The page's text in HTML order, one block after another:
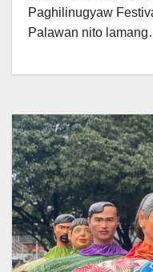
Paghilinugyaw
Palawan nito